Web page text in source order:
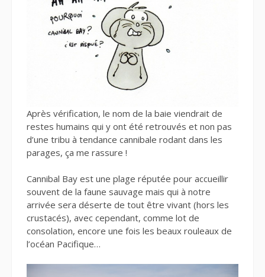
Après vérification, le nom de la baie viendrait de
restes humains qui y ont été retrouvés et non pas
d’une tribu à tendance cannibale rodant dans les
parages, ça me rassure !
Cannibal Bay est une plage réputée pour accueillir
souvent de la faune sauvage mais qui à notre
arrivée sera déserte de tout être vivant (hors les
crustacés), avec cependant, comme lot de
consolation, encore une fois les beaux rouleaux de
l’océan Pacifique…